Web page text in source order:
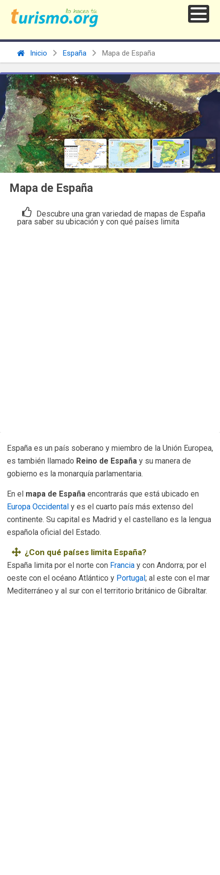
Inicio España Mapa de España
Mapa de España
Descubre una gran variedad de mapas de España
para saber su ubicación y con qué países limita
España es un país soberano y miembro de la Unión Europea,
es también llamado Reino de España y su manera de
gobierno es la monarquía parlamentaria.
En el mapa de España encontrarás que está ubicado en
Europa Occidental y es el cuarto país más extenso del
continente. Su capital es Madrid y el castellano es la lengua
española oficial del Estado.
¿Con qué países limita España?
España limita por el norte con Francia y con Andorra; por el
oeste con el océano Atlántico y Portugal ; al este con el mar
Mediterráneo y al sur con el territorio británico de Gibraltar.